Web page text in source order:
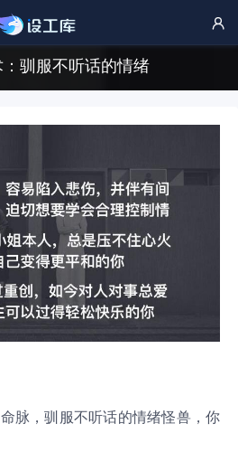

驯服不听话的情绪
脉，驯服不听话的情绪怪兽，你